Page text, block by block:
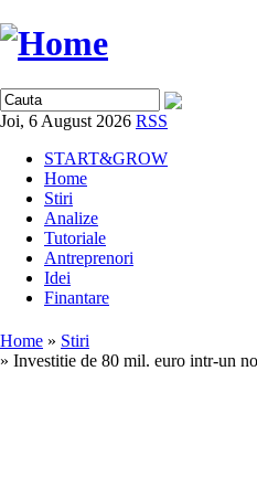
Joi, 6 August 2026 RSS
START&GROW
Home
Stiri
Analize
Tutoriale
Antreprenori
Idei
Finantare
Home » Stiri
» Investitie de 80 mil. euro intr-un